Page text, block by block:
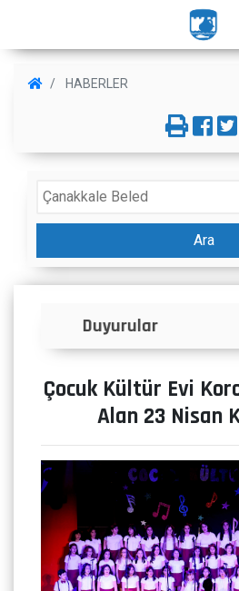
HABERLER
Ara
Çocuk Kültür Evi
Alan 23 Nisan